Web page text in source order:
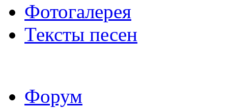
Фотогалерея
Тексты песен
Форум